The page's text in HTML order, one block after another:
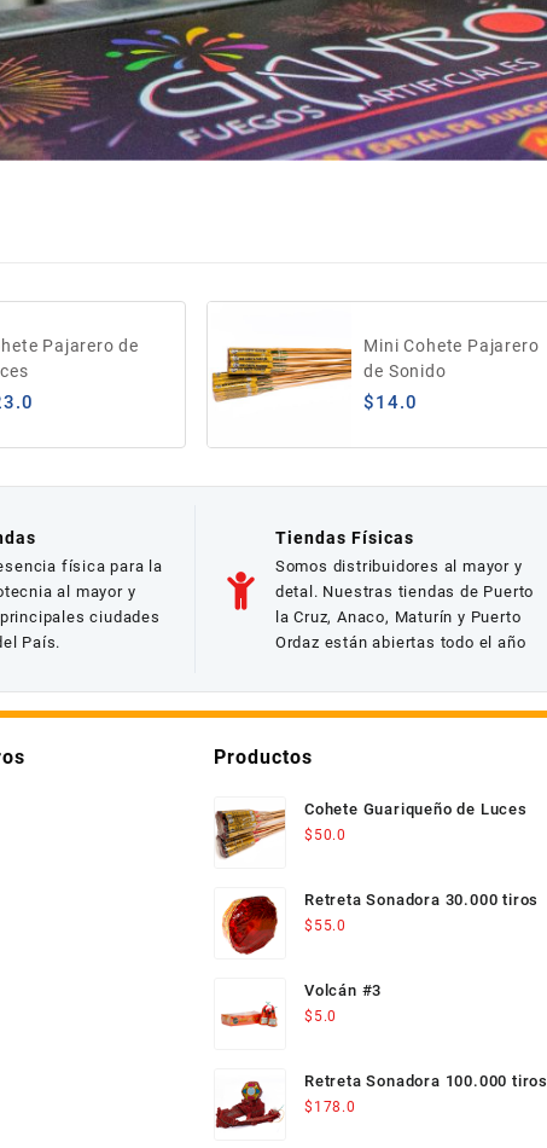
Pajarero de
Mini Cohete Pajarero
de Sonido
$14.0
física para la
al mayor y
ciudades
País.
Tiendas Físicas
Somos distribuidores al mayor y
detal. Nuestras tiendas de Puerto
la Cruz, Anaco, Maturín y Puerto
Ordaz están abiertas todo el año
Productos
Cohete Guariqueño de Luces
$ 50.0
Retreta Sonadora 30.000 tiros
$ 55.0
Volcán #3
$ 5.0
Retreta Sonadora 100.000 tiros
$ 178.0